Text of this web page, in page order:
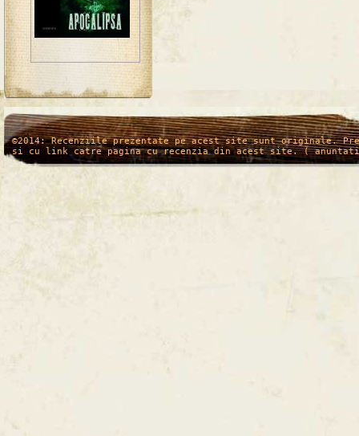
/* */
©2014: Recenziile prezentate pe acest site sunt originale.
si cu link catre pagina cu recenzia din acest site. (